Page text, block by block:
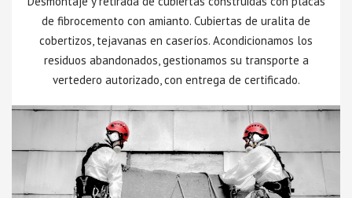
de fibrocemento con amianto. Cubiertas de uralita de
cobertizos, tejavanas en caseríos. Acondicionamos los
residuos abandonados, gestionamos su transporte a
vertedero autorizado, con entrega de certificado.